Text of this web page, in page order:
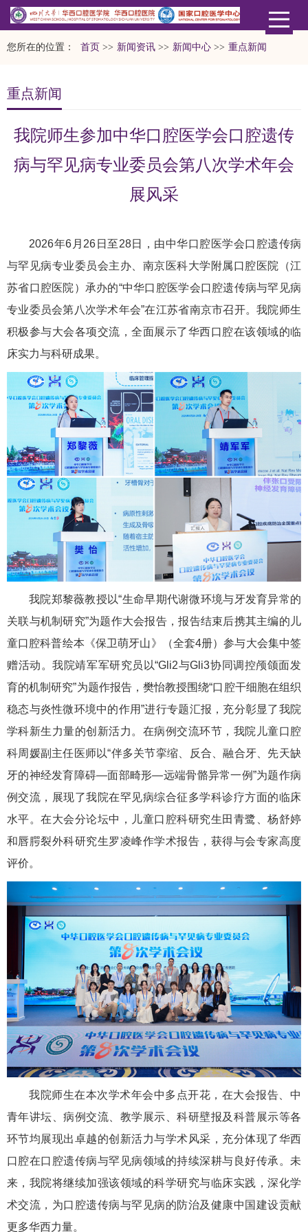
您所在的位置： 首页 >> 新闻资讯 >> 新闻中心 >> 重点新闻
重点新闻
我院师生参加中华口腔医学会口腔遗传
病与罕见病专业委员会第八次学术年会
展风采
2026年6月26日至28日，由中华口腔医学会口腔遗传病
与罕见病专业委员会主办、南京医科大学附属口腔医院（江
苏省口腔医院）承办的“中华口腔医学会口腔遗传病与罕见病
专业委员会第八次学术年会”在江苏省南京市召开。我院师生
积极参与大会各项交流，全面展示了华西口腔在该领域的临
床实力与科研成果。
我院郑黎薇教授以“生命早期代谢微环境与牙发育异常的
关联与机制研究”为题作大会报告，报告结束后携其主编的儿
童口腔科普绘本《保卫萌牙山》（全套4册）参与大会集中签
赠活动。我院靖军军研究员以“Gli2与Gli3协同调控颅颌面发
育的机制研究”为题作报告，樊怡教授围绕“口腔干细胞在组织
稳态与炎性微环境中的作用”进行专题汇报，充分彰显了我院
学科新生力量的创新活力。在病例交流环节，我院儿童口腔
科周媛副主任医师以“伴多关节挛缩、反合、融合牙、先天缺
牙的神经发育障碍—面部畸形—远端骨骼异常一例”为题作病
例交流，展现了我院在罕见病综合征多学科诊疗方面的临床
水平。在大会分论坛中，儿童口腔科研究生田青鹭、杨舒婷
和唇腭裂外科研究生罗凌峰作学术报告，获得与会专家高度
评价。
我院师生在本次学术年会中多点开花，在大会报告、中
青年讲坛、病例交流、教学展示、科研壁报及科普展示等各
环节均展现出卓越的创新活力与学术风采，充分体现了华西
口腔在口腔遗传病与罕见病领域的持续深耕与良好传承。未
来，我院将继续加强该领域的科学研究与临床实践，深化学
术交流，为口腔遗传病与罕见病的防治及健康中国建设贡献
更多华西力量。